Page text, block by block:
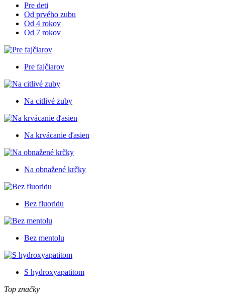
Pre deti
Od prvého zubu
Od 4 rokov
Od 7 rokov
Pre fajčiarov
Na citlivé zuby
Na krvácanie ďasien
Na obnažené krčky
Bez fluoridu
Bez mentolu
S hydroxyapatitom
Top značky